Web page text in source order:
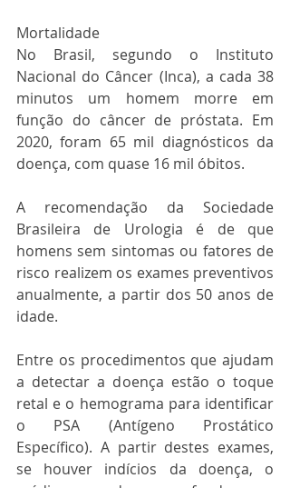
Mortalidade
No Brasil, segundo o Instituto
Nacional do Câncer (Inca), a cada 38
minutos um homem morre em
função do câncer de próstata. Em
2020, foram 65 mil diagnósticos da
doença, com quase 16 mil óbitos.
A recomendação da Sociedade
Brasileira de Urologia é de que
homens sem sintomas ou fatores de
risco realizem os exames preventivos
anualmente, a partir dos 50 anos de
idade.
Entre os procedimentos que ajudam
a detectar a doença estão o toque
retal e o hemograma para identificar
o PSA (Antígeno Prostático
Específico). A partir destes exames,
se houver indícios da doença, o